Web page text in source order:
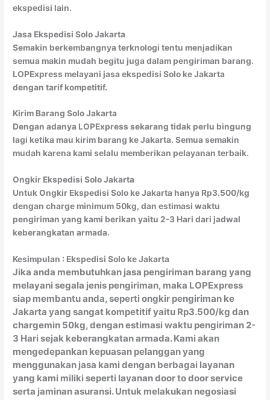
ekspedisi lain.
Jasa Ekspedisi Solo Jakarta
Semakin berkembangnya terknologi tentu menjadikan
semua makin mudah begitu juga dalam pengiriman barang.
LOPExpress melayani jasa ekspedisi Solo ke Jakarta
dengan tarif kompetitif.
Kirim Barang Solo Jakarta
Dengan adanya LOPExpress sekarang tidak perlu bingung
lagi ketika mau kirim barang ke Jakarta. Semua semakin
mudah karena kami selalu memberikan pelayanan terbaik.
Ongkir Ekspedisi Solo Jakarta
Untuk Ongkir Ekspedisi Solo ke Jakarta hanya Rp3.500/kg
dengan charge minimum 50kg, dan estimasi waktu
pengiriman yang kami berikan yaitu 2-3 Hari dari jadwal
keberangkatan armada.
Kesimpulan : Ekspedisi Solo ke Jakarta
Jika anda membutuhkan jasa pengiriman barang yang
melayani segala jenis pengiriman, maka LOPExpress
siap membantu anda, seperti ongkir pengiriman ke
Jakarta yang sangat kompetitif yaitu Rp3.500/kg dan
chargemin 50kg, dengan estimasi waktu pengiriman 2-
3 Hari sejak keberangkatan armada. Kami akan
mengedepankan kepuasan pelanggan yang
menggunakan jasa kami dengan berbagai layanan
yang kami miliki seperti layanan door to door service
serta jaminan asuransi. Untuk melakukan negosiasi